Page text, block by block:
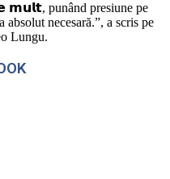
punând presiune pe
absolut necesară.”, a scris pe
Lungu.